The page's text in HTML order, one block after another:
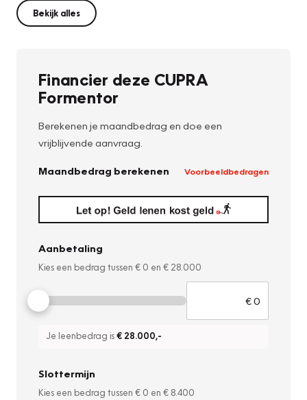
Bekijk alles
Financier deze CUPRA
Formentor
Berekenen je maandbedrag en doe een
vrijblijvende aanvraag.
Maandbedrag berekenen Voorbeeldbedragen
Aanbetaling
Kies een bedrag tussen € 0 en € 28.000
Je leenbedrag is€ 28.000,-
Slottermijn
Kies een bedrag tussen € 0 en € 8.400